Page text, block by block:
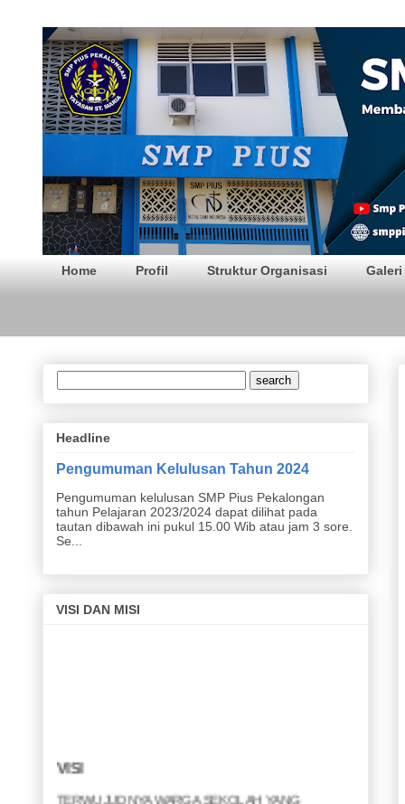
SMP PIUS
Home Profil Struktur Organisasi Galeri
Headline
Pengumuman Kelulusan Tahun 2024
Pengumuman kelulusan SMP Pius Pekalongan
tahun Pelajaran 2023/2024 dapat dilihat pada
tautan dibawah ini pukul 15.00 Wib atau jam 3 sore.
Se...
VISI DAN MISI
VISI